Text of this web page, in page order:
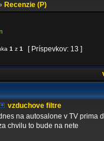
Recenzie (P)
1 z 1 [ Príspevkov: 13 ]
vzduchove filtre
na autosalone v TV prima
chvilu to bude na nete